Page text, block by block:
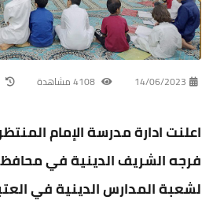
14/06/2023
اعلنت ادارة مدرسة الإمام
فرجه الشريف الدينية في
لشعبة المدارس الدينية في